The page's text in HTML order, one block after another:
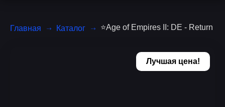
Главная Каталог ⭐Age of Empires II: DE - Return
Лучшая цена!